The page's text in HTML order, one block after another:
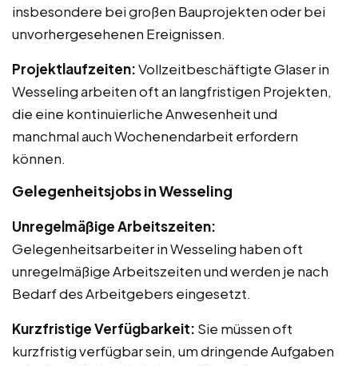
insbesondere bei großen Bauprojekten oder bei
unvorhergesehenen Ereignissen.
Projektlaufzeiten:Vollzeitbeschäftigte Glaser in
Wesseling arbeiten oft an langfristigen Projekten,
die eine kontinuierliche Anwesenheit und
manchmal auch Wochenendarbeit erfordern
können.
Gelegenheitsjobs in Wesseling
Unregelmäßige Arbeitszeiten:
Gelegenheitsarbeiter in Wesseling haben oft
unregelmäßige Arbeitszeiten und werden je nach
Bedarf des Arbeitgebers eingesetzt.
Kurzfristige Verfügbarkeit: Sie müssen oft
kurzfristig verfügbar sein, um dringende Aufgaben